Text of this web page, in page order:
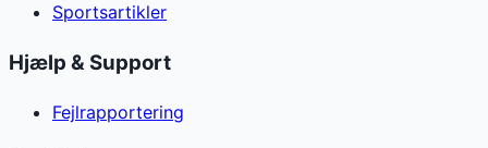
Sportsartikler
Hjælp & Support
Fejlrapportering